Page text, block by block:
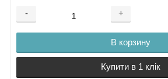
- +
В корзину
Купити в 1 клік